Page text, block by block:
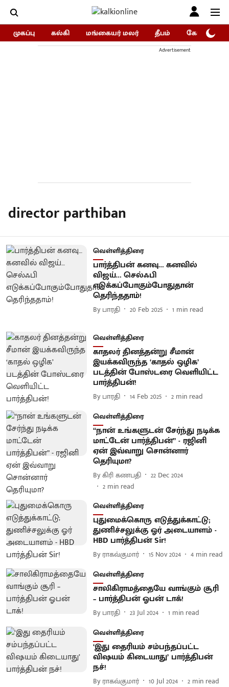
முகப்பு கல்கி மங்கையர் மலர் தீபம் கோகுலம்/
Advertisement
director parthiban
வெள்ளித்திரை
பார்த்திபன் கனவு… கனவில்
விஜய்… செல்ஃபி
எடுக்கப்போகும்போதுதான்
தெரிந்ததாம்!
By பாரதி 20 Feb 2025 1 min read
வெள்ளித்திரை
காதலர் தினத்தன்று சீமான்
இயக்கவிருந்த ‘காதல் ஒழிக’
படத்தின் போஸ்டரை வெளியிட்ட
பார்த்திபன்!
By பாரதி 14 Feb 2025 2 min read
வெள்ளித்திரை
“நான் உங்களுடன் சேர்ந்து நடிக்க
மாட்டேன் பார்த்திபன்” - ரஜினி
ஏன் இவ்வாறு சொன்னார்
தெரியுமா?
Byகிரி கணபதி
22 Dec 2024
2 min read
வெள்ளித்திரை
புதுமைக்கொரு எடுத்துக்காட்டு;
துணிச்சலுக்கு ஓர் அடையாளம் -
HBD பார்த்திபன் Sir!
By ராகவ்குமார் 15 Nov 2024 4 min read
வெள்ளித்திரை
சாலிகிராமத்தையே வாங்கும் சூரி
– பார்த்திபன் ஓபன் டாக்!
By பாரதி 23 Jul 2024 1 min read
வெள்ளித்திரை
‘இது தைரியம் சம்பந்தப்பட்ட
விஷயம் கிடையாது’ பார்த்திபன்
நச்!
By ராகவ்குமார் 10 Jul 2024 2 min read